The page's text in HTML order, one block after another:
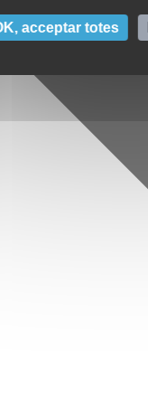
acceptar totes